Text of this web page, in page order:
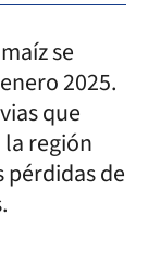
se
2025.
que
región
de